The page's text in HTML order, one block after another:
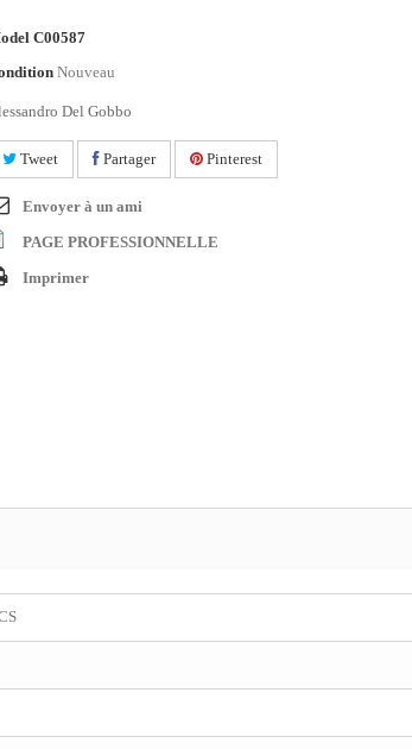
C00587
Nouveau
Del Gobbo
Tweet Partager Pinterest
Envoyer à un ami
PAGE PROFESSIONNELLE
Imprimer